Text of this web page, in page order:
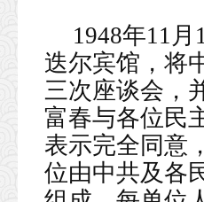
1948年11
迭尔宾馆，将
三次座谈会，
富春与各位民
表示完全同意
位由中共及各